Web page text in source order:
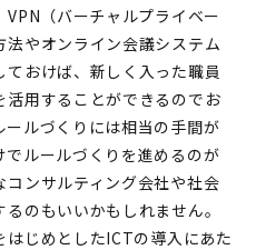
（バーチャルプライベー
やオンライン会議システム
おけば、新しく入った職員
用することができるのでお
ルづくりには相当の手間が
ルールづくりを進めるのが
ンサルティング会社や社会
のもいいかもしれません。
じめとしたICTの導入にあた